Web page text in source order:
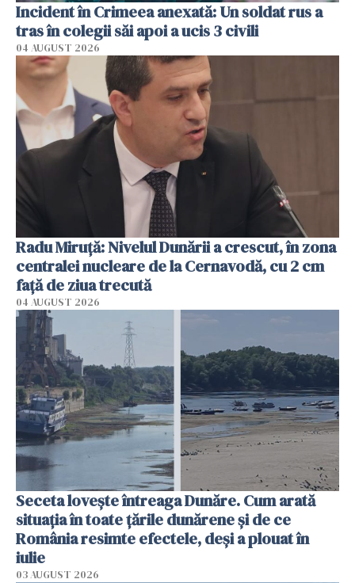
Incident în Crimeea anexată: Un soldat rus a
tras în colegii săi apoi a ucis 3 civili
04 AUGUST 2026
Radu Miruţă: Nivelul Dunării a crescut, în zona
centralei nucleare de la Cernavodă, cu 2 cm
faţă de ziua trecută
04 AUGUST 2026
Seceta lovește întreaga Dunăre. Cum arată
situația în toate țările dunărene și de ce
România resimte efectele, deși a plouat în
iulie
03 AUGUST 2026